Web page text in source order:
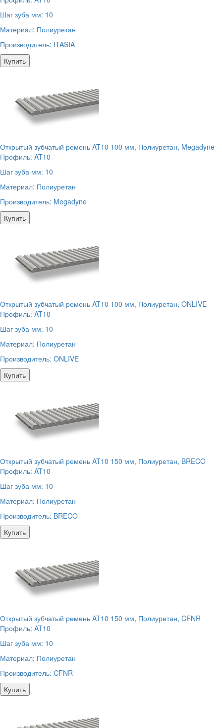
Шаг зуба мм: 10
Материал: Полиуретан
Производитель: ITASIA
Купить
Открытый зубчатый ремень AT10 100 мм, Полиуретан, Megadyne
Профиль: AT10
Шаг зуба мм: 10
Материал: Полиуретан
Производитель: Megadyne
Купить
Открытый зубчатый ремень AT10 100 мм, Полиуретан, ONLIVE
Профиль: AT10
Шаг зуба мм: 10
Материал: Полиуретан
Производитель: ONLIVE
Купить
Открытый зубчатый ремень AT10 150 мм, Полиуретан, BRECO
Профиль: AT10
Шаг зуба мм: 10
Материал: Полиуретан
Производитель: BRECO
Купить
Открытый зубчатый ремень AT10 150 мм, Полиуретан, CFNR
Профиль: AT10
Шаг зуба мм: 10
Материал: Полиуретан
Производитель: CFNR
Купить